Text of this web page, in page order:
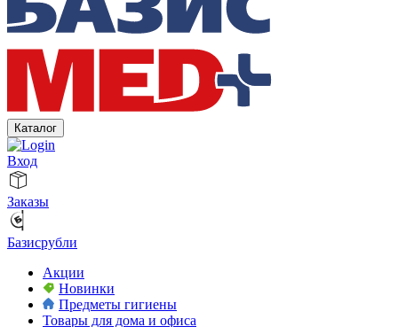
Каталог
Вход
Заказы
Базисрубли
Акции
Новинки
Предметы гигиены
Товары для дома и офиса